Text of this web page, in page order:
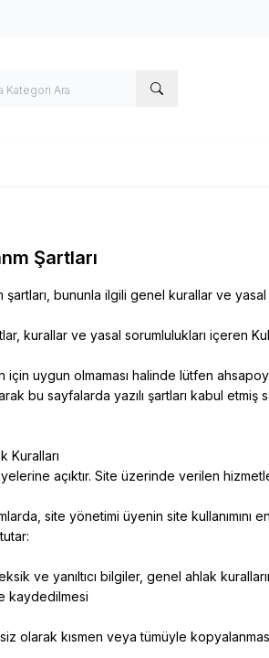
Şartları
şartları, bununla ilgili genel kurallar ve
kurallar ve yasal sorumlulukları içeren
için uygun olmaması halinde lütfen
bu sayfalarda yazılı şartları kabul etmiş
Kuralları
açıktır. Site üzerinde verilen
site yönetimi üyenin site
ve yanıltıcı bilgiler, genel ahlak
kaydedilmesi
olarak kısmen veya tümüyle